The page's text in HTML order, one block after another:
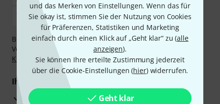
und das Merken von Einstellungen. Wenn das für
Sie okay ist, stimmen Sie der Nutzung von Cookies
für Präferenzen, Statistiken und Marketing
einfach durch einen Klick auf „Geht klar“ zu (alle
anzeigen).
Sie können Ihre erteilte Zustimmung jederzeit
über die Cookie-Einstellungen (hier) widerrufen.
Geht klar
Bezahlen Sie vertraulich und sicher per Nachnahme,
Vorkasse, PayPal, Amazon Pay,Klarna Sofort bezahlen
Klarna Ratenzahlungoder Kreditkarte.
Ihre Vorteile
3 Jahre Thomann Garantie